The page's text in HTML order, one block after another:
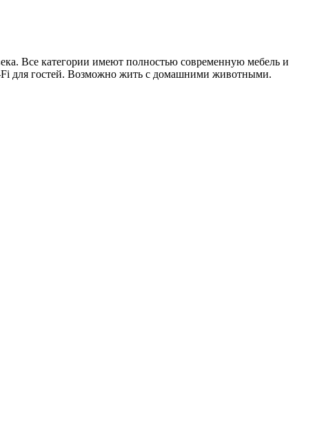
Все категории имеют полностью современную мебель и
Fi для гостей. Возможно жить с домашними животными.